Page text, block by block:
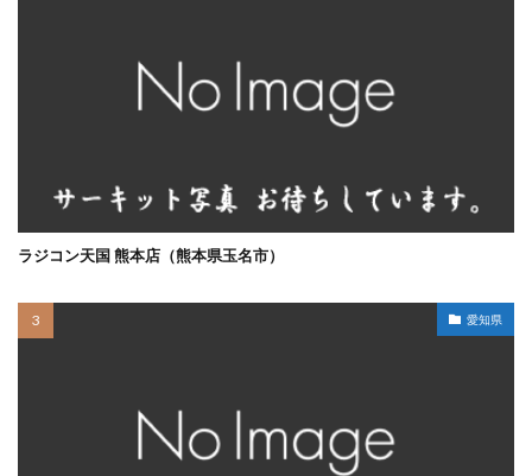
ラジコン天国 熊本店（熊本県玉名市）
愛知県